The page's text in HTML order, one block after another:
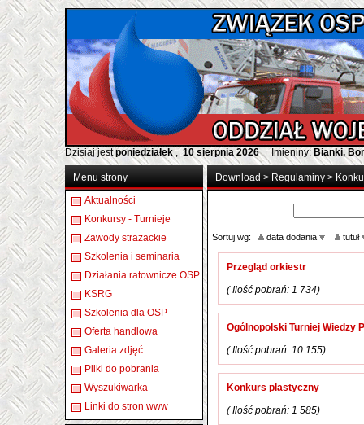
Dzisiaj jestponiedziałek , 10 sierpnia 2026 Imieniny: Bianki,
Menu strony
Aktualności
Konkursy - Turnieje
Zawody strażackie
Szkolenia i seminaria
Działania ratownicze OSP
KSRG
Szkolenia dla OSP
Oferta handlowa
Galeria zdjęć
Pliki do pobrania
Wyszukiwarka
Linki do stron www
Download > Regulaminy >
Sortuj wg: data dodania tutuł
Przegląd orkiestr
( Ilość pobrań: 1 734)
Ogólnopolski Turniej Wiedzy
( Ilość pobrań: 10 155)
Konkurs plastyczny
( Ilość pobrań: 1 585)